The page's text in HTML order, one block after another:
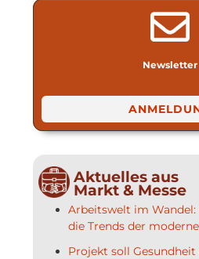
Newsletter
Aktuelles aus
Markt & Messe
Arbeitswelt im
die Trends der
Projekt soll